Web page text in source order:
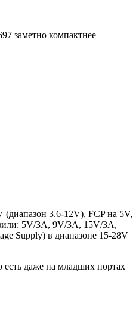
заметно компактнее
(диапазон 3.6-12V), FCP на 5V,
5V/3A, 9V/3A, 15V/3A,
Supply) в диапазоне 15-28V
даже на младших портах